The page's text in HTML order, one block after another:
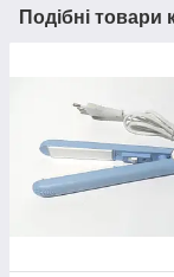
Подібні товари